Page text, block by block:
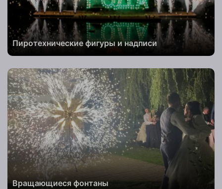
Пиротехнические фигуры и надписи
Вращающиеся фонтаны